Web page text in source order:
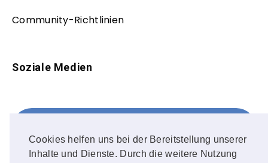
Cookies helfen uns bei der Bereitstellung unserer
Inhalte und Dienste. Durch die weitere Nutzung
Community-Richtlinien
Soziale Medien
FOLLOW ME!